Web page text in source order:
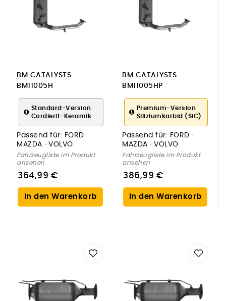
BM CATALYSTS
BM11005H
Ruß-/Partikelfilter,
Abgasanlage
Standard-Version
Cordierit-Keramik
Passend für: FORD ·
MAZDA · VOLVO
Fahrzeugliste im Produkt
ansehen
364,99 €
In den Warenkorb
BM CATALYSTS
BM11005HP
Ruß-/Partikelfilter,
Abgasanlage
Premium-Version
Siliziumkarbid (SiC)
Passend für: FORD ·
MAZDA · VOLVO
Fahrzeugliste im Produkt
ansehen
386,99 €
In den Warenkorb